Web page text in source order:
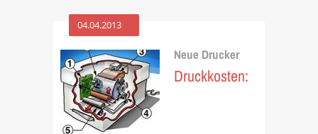
04.04.2013
Neue Drucker
Druckkosten: